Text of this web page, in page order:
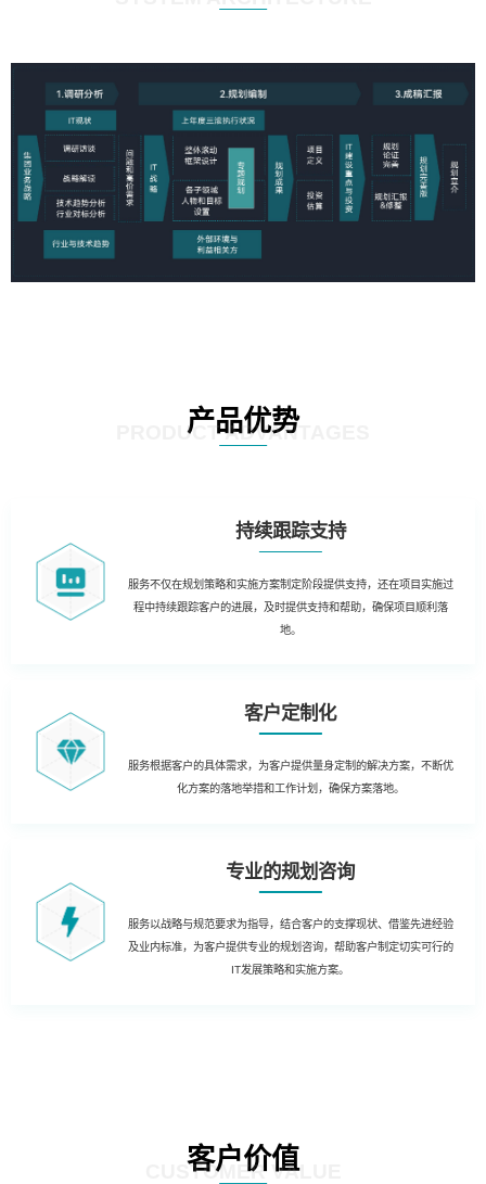
产品优势
PRODUCT ADVANTAGES
持续跟踪支持
服务不仅在规划策略和实施方案制定阶段提供支持，还在项目实施过
程中持续跟踪客户的进展，及时提供支持和帮助，确保项目顺利落
地。
客户定制化
服务根据客户的具体需求，为客户提供量身定制的解决方案，不断优
化方案的落地举措和工作计划，确保方案落地。
专业的规划咨询
服务以战略与规范要求为指导，结合客户的支撑现状、借鉴先进经验
及业内标准，为客户提供专业的规划咨询，帮助客户制定切实可行的
IT发展策略和实施方案。
客户价值
CUSTOMER VALUE